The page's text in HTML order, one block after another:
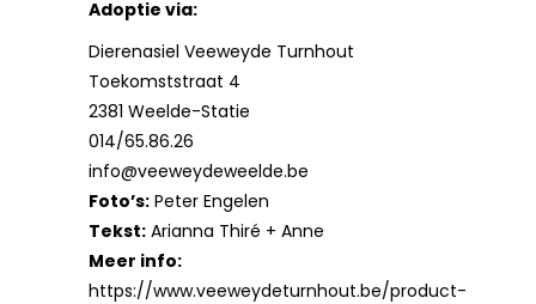
Adoptie via:
Dierenasiel Veeweyde Turnhout
Toekomststraat 4
2381 Weelde-Statie
014/65.86.26
info@veeweydeweelde.be
Foto’s: Peter Engelen
Tekst: Arianna Thiré + Anne
Meer info:
https://www.veeweydeturnhout.be/product-